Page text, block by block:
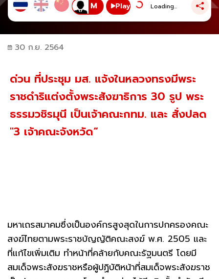
Play Loading...
30 ก.ย. 2564
ด่วน ที่ประชุม มส. แจ้งในหลวงทรงมีพระ
ราชดำริแต่งตั้งพระสังฆาธิการ 30 รูป พระ
ธรรมวชิรมุนี เป็นเจ้าคณะกทม. และ สั่งปลด
"3 เจ้าคณะจังหวัด“
มหาเถรสมาคมซึ่งเป็นองค์กรสูงสุดในการปกครองคณะ
สงฆ์ไทยตามพระราชบัญญัติคณะสงฆ์ พ.ศ. 2505 และ
ที่แก้ไขเพิ่มเติม ทำหน้าที่คล้ายกับคณะรัฐมนตรี โดยมี
สมเด็จพระสังฆราชหรือผู้ปฏิบัติหน้าที่สมเด็จพระสังฆราช